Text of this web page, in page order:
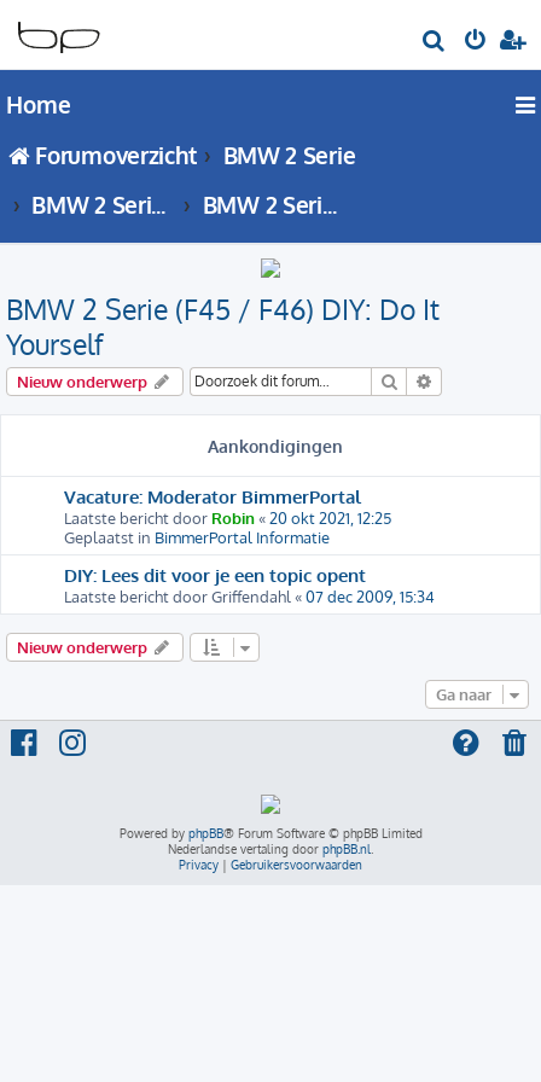
o
Home
Forumoverzicht
BMW 2 Serie
BMW 2 Serie - F45 / F46 forum
BMW 2 Serie (F45 / F46) DIY: Do It Yourself
BMW 2 Serie (F45 / F46) DIY: Do It
Yourself
Nieuw onderwerp Zoek
Aankondigingen
Vacature: Moderator BimmerPortal
Laatste bericht door Robin«20 okt 2021, 12:25
Geplaatst in BimmerPortal Informatie
DIY: Lees dit voor je een topic opent
Laatste bericht doorGriffendahl «07 dec 2009, 15:34
Nieuw onderwerp
Ga naar
Powered by phpBB® Forum Software © phpBB Limited
Nederlandse vertaling door phpBB.nl
Privacy | Gebruikersvoorwaarden